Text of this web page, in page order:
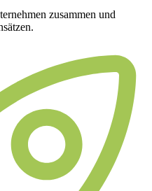
zusammen und